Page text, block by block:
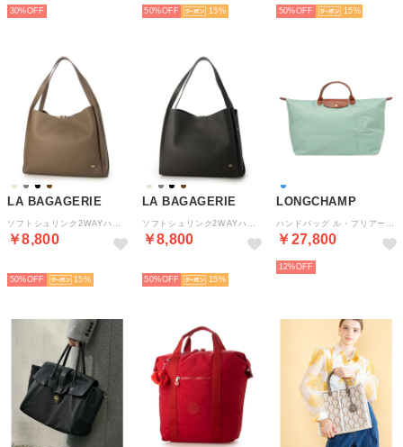
30%
50%
15
50%
15
LA BAGAGERIE
￥8,800
50%
15
LA BAGAGERIE
￥8,800
50%
15
LONGCHAMP
￥27,800
12%